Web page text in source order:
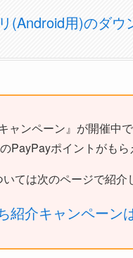
(Android用)のダウ
ャンペーン』が開催中
PayPayポイントがもら
ては次のページで紹介
紹介キャンペーン